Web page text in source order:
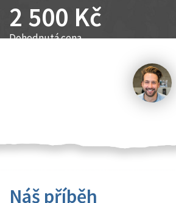
2 500 Kč
Dohodnutá cena
Náš příběh